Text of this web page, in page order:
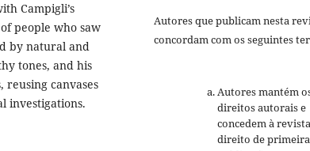
Campigli’s
people who saw
by natural and
tones, and his
canvases
investigations.
Autores que publicam nesta
concordam com os seguintes
Autores mantém
direitos autorais e
concedem à
direito de primeira